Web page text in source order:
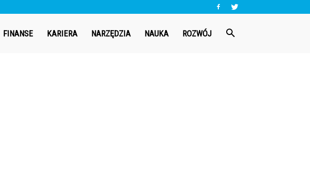
FINANSE KARIERA NARZĘDZIA NAUKA ROZWÓJ